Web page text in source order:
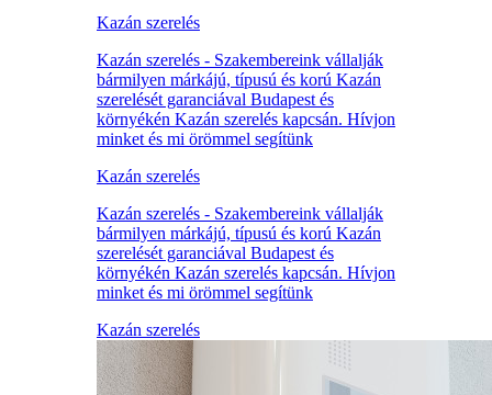
Kazán szerelés
Kazán szerelés - Szakembereink vállalják
bármilyen márkájú, típusú és korú Kazán
szerelését garanciával Budapest és
környékén Kazán szerelés kapcsán. Hívjon
minket és mi örömmel segítünk
Kazán szerelés
Kazán szerelés - Szakembereink vállalják
bármilyen márkájú, típusú és korú Kazán
szerelését garanciával Budapest és
környékén Kazán szerelés kapcsán. Hívjon
minket és mi örömmel segítünk
Kazán szerelés